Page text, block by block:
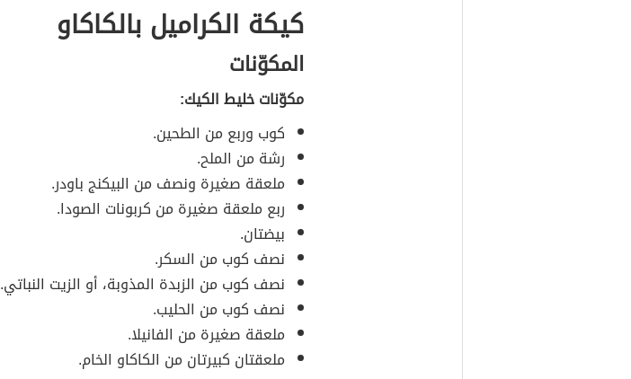
كيكة الكراميل بالكاكاو
المكوّنات
مكوّنات خليط الكيك:
كوب وربع من الطحين.
رشة من الملح.
ملعقة صغيرة ونصف من البيكنج باودر.
ربع ملعقة صغيرة من كربونات الصودا.
بيضتان.
نصف كوب من السكر.
نصف كوب من الزبدة المذوبة، أو الزيت النباتي.
نصف كوب من الحليب.
ملعقة صغيرة من الفانيلا.
ملعقتان كبيرتان من الكاكاو الخام.